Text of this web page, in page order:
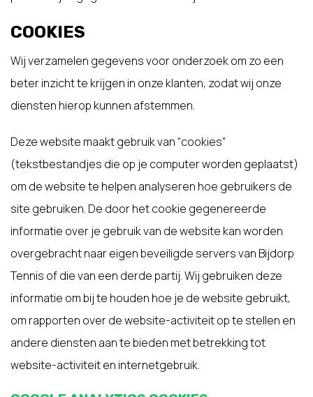
COOKIES
Wij verzamelen gegevens voor onderzoek om zo een
beter inzicht te krijgen in onze klanten, zodat wij onze
diensten hierop kunnen afstemmen.
Deze website maakt gebruik van “cookies”
(tekstbestandjes die op je computer worden geplaatst)
om de website te helpen analyseren hoe gebruikers de
site gebruiken. De door het cookie gegenereerde
informatie over je gebruik van de website kan worden
overgebracht naar eigen beveiligde servers van Bijdorp
Tennis of die van een derde partij. Wij gebruiken deze
informatie om bij te houden hoe je de website gebruikt,
om rapporten over de website-activiteit op te stellen en
andere diensten aan te bieden met betrekking tot
website-activiteit en internetgebruik.